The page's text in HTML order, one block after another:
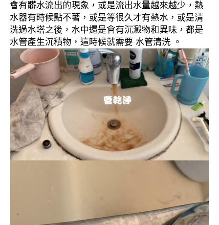
會有髒水流出的現象，或是流出水量越來越少，熱
水器有時候點不著，或是等很久才有熱水，或是清
洗過水塔之後，水中還是會有沉澱物和異味，都是
水管產生沉積物，這時候就需要 水管清洗 。